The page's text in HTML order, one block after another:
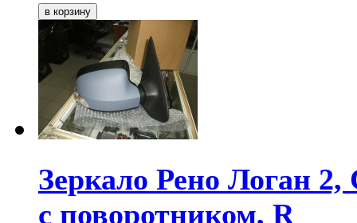
Зеркало Рено Логан 2,
с поворотником, R